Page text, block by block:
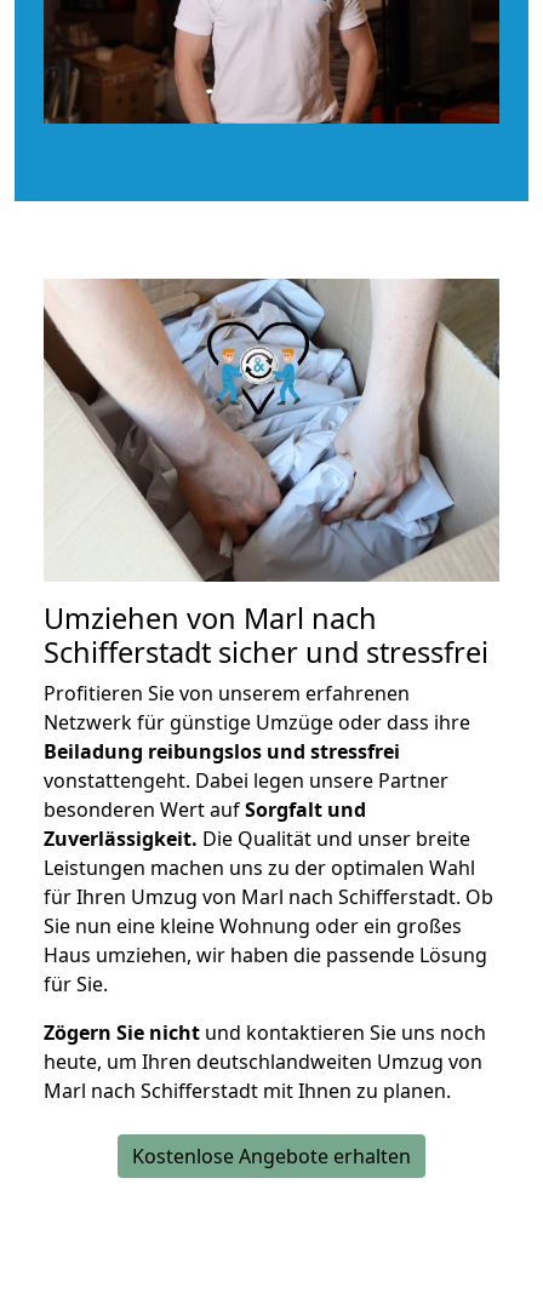
Umziehen von Marl nach
Schifferstadt sicher und stressfrei
Profitieren Sie von unserem erfahrenen
Netzwerk für günstige Umzüge oder dass ihre
Beiladung reibungslos und stressfrei
vonstattengeht. Dabei legen unsere Partner
besonderen Wert aufSorgfalt und
Zuverlässigkeit. Die Qualität und unser breite
Leistungen machen uns zu der optimalen Wahl
für Ihren Umzug von Marl nach Schifferstadt. Ob
Sie nun eine kleine Wohnung oder ein großes
Haus umziehen, wir haben die passende Lösung
für Sie.
Zögern Sie nicht und kontaktieren Sie uns noch
heute, um Ihren deutschlandweiten Umzug von
Marl nach Schifferstadt mit Ihnen zu planen.
Kostenlose Angebote erhalten